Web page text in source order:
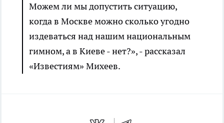
Можем ли мы допустить ситуацию,
когда в Москве можно сколько угодно
издеваться над нашим национальным
гимном, а в Киеве - нет?», - рассказал
«Известиям» Михеев.